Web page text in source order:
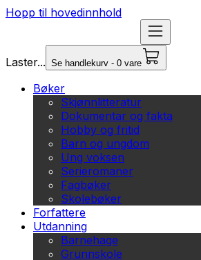
Hopp til hovedinnhold
Laster... Se handlekurv - 0 vare
Bøker
Skjønnlitteratur
Dokumentar og fakta
Hobby og fritid
Barn og ungdom
Ung voksen
Serieromaner
Fagbøker
Skolebøker
Forfattere
Utdanning
Barnehage
Grunnskole